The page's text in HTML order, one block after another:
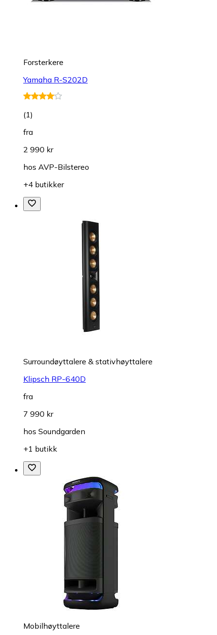
Forsterkere
Yamaha R-S202D
(1)
fra
2 990 kr
hos AVP-Bilstereo
+4 butikker
Surroundøyttalere & stativhøyttalere
Klipsch RP-640D
fra
7 990 kr
hos Soundgarden
+1 butikk
Mobilhøyttalere